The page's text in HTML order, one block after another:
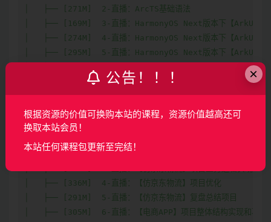
│   ├── [271M]  2-直播：ArcTS基础语法
│   ├── [169M]  3-直播：HarmonyOS Next版本下【ArkUI开
│   ├── [274M]  4-直播：HarmonyOS Next版本下【ArkUI开
│   ├── [295M]  5-直播：HarmonyOS Next版本下【ArkUI开
│   ├── [318M]  7-直播：HarmonyOS Next版本【应用程序框
│   ├── [336M]  8-直播：HarmonyOS Next版本下【动画与弹
│   └── [270M]  9-直播：HarmonyOS Next版本下【MVVM架构
├── 阶段三：鸿蒙项目开发岗就业技能特训/
│   ├── [338M]  2-直播：【仿京东物流】项目公共组件封装
│   ├── [336M]  4-直播：【仿京东物流】项目优化
│   ├── [291M]  5-直播：【仿京东物流】复盘总结项目
│   ├── [305M]  6-直播：【电商APP】项目整体结构实现和项目
×
公告！！！
根据资源的价值可换购本站的课程，资源价值越高还可
换取本站会员！
本站任何课程包更新至完结！